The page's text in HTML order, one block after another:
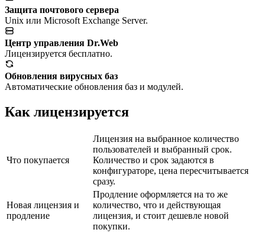
Защита почтового сервера
Unix или Microsoft Exchange Server.
Центр управления Dr.Web
Лицензируется бесплатно.
Обновления вирусных баз
Автоматические обновления баз и модулей.
Как лицензируется
Что покупается
Лицензия на выбранное количество
пользователей и выбранный срок.
Количество и срок задаются в
конфигураторе, цена пересчитывается
сразу.
Новая лицензия и
продление
Продление оформляется на то же
количество, что и действующая
лицензия, и стоит дешевле новой
покупки.